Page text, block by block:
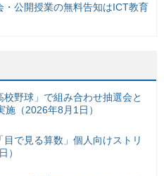
公開授業の無料告知はICT教育
野球」で組み合わせ抽選会と
（2026年8月1日）
で見る算数」個人向けストリ
）